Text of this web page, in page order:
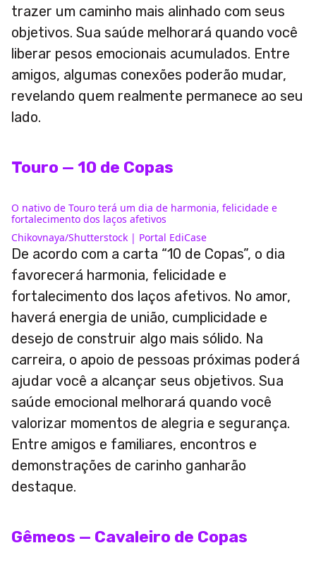
trazer um caminho mais alinhado com seus
objetivos. Sua saúde melhorará quando você
liberar pesos emocionais acumulados. Entre
amigos, algumas conexões poderão mudar,
revelando quem realmente permanece ao seu
lado.
Touro — 10 de Copas
O nativo de Touro terá um dia de harmonia, felicidade e
fortalecimento dos laços afetivos
Chikovnaya/Shutterstock | Portal EdiCase
De acordo com a carta “10 de Copas”, o dia
favorecerá harmonia, felicidade e
fortalecimento dos laços afetivos. No amor,
haverá energia de união, cumplicidade e
desejo de construir algo mais sólido. Na
carreira, o apoio de pessoas próximas poderá
ajudar você a alcançar seus objetivos. Sua
saúde emocional melhorará quando você
valorizar momentos de alegria e segurança.
Entre amigos e familiares, encontros e
demonstrações de carinho ganharão
destaque.
Gêmeos — Cavaleiro de Copas